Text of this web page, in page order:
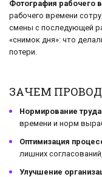
Фотография рабочего
рабочего времени
смены с последующей
«снимок дня»: что
потери.
ЗАЧЕМ
Нормирование труда
времени и норм
Оптимизация
лишних
Улучшение